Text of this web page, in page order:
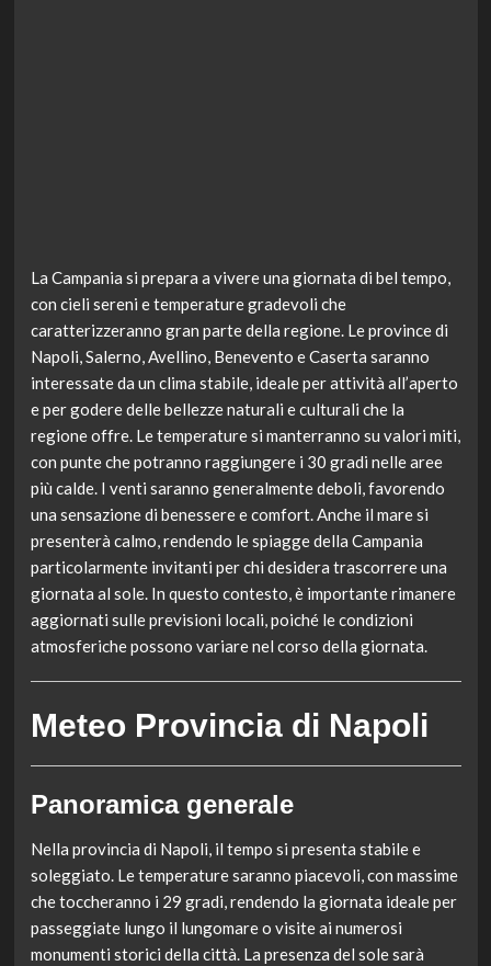
La Campania si prepara a vivere una giornata di bel tempo,
con cieli sereni e temperature gradevoli che
caratterizzeranno gran parte della regione. Le province di
Napoli, Salerno, Avellino, Benevento e Caserta saranno
interessate da un clima stabile, ideale per attività all’aperto
e per godere delle bellezze naturali e culturali che la
regione offre. Le temperature si manterranno su valori miti,
con punte che potranno raggiungere i 30 gradi nelle aree
più calde. I venti saranno generalmente deboli, favorendo
una sensazione di benessere e comfort. Anche il mare si
presenterà calmo, rendendo le spiagge della Campania
particolarmente invitanti per chi desidera trascorrere una
giornata al sole. In questo contesto, è importante rimanere
aggiornati sulle previsioni locali, poiché le condizioni
atmosferiche possono variare nel corso della giornata.
Meteo Provincia di Napoli
Panoramica generale
Nella provincia di Napoli, il tempo si presenta stabile e
soleggiato. Le temperature saranno piacevoli, con massime
che toccheranno i 29 gradi, rendendo la giornata ideale per
passeggiate lungo il lungomare o visite ai numerosi
monumenti storici della città. La presenza del sole sarà